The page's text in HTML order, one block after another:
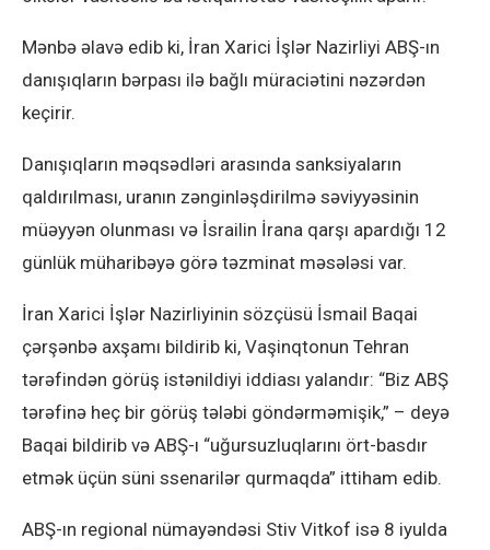
Mənbə əlavə edib ki, İran Xarici İşlər Nazirliyi ABŞ-ın
danışıqların bərpası ilə bağlı müraciətini nəzərdən
keçirir.
Danışıqların məqsədləri arasında sanksiyaların
qaldırılması, uranın zənginləşdirilmə səviyyəsinin
müəyyən olunması və İsrailin İrana qarşı apardığı 12
günlük müharibəyə görə təzminat məsələsi var.
İran Xarici İşlər Nazirliyinin sözçüsü İsmail Baqai
çərşənbə axşamı bildirib ki, Vaşinqtonun Tehran
tərəfindən görüş istənildiyi iddiası yalandır: “Biz ABŞ
tərəfinə heç bir görüş tələbi göndərməmişik,” – deyə
Baqai bildirib və ABŞ-ı “uğursuzluqlarını ört-basdır
etmək üçün süni ssenarilər qurmaqda” ittiham edib.
ABŞ-ın regional nümayəndəsi Stiv Vitkof isə 8 iyulda